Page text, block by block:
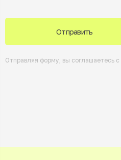
Отправить
Отправляя форму, вы соглашаетесь с